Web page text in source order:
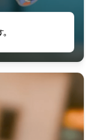
るが、復習する